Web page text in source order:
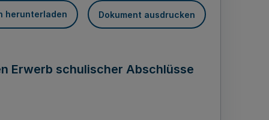
herunterladen Dokument ausdrucken
Erwerb schulischer Abschlüsse